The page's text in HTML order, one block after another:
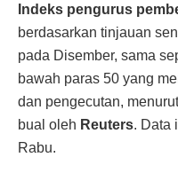
Indeks pengurus
berdasarkan tinjauan
pada Disember, sama
bawah paras 50 yang
dan pengecutan,
bual oleh Reuters. Data
Rabu.